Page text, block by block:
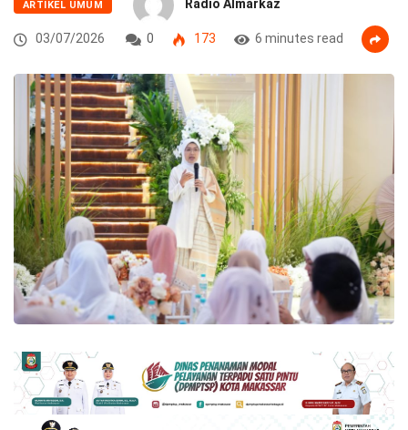
ARTIKEL UMUM Radio Almarkaz
03/07/2026 0 173 6 minutes read